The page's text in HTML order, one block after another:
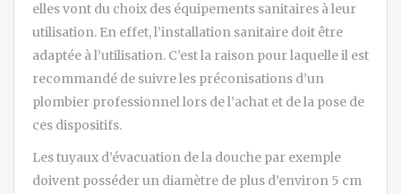
elles vont du choix des équipements sanitaires à leur
utilisation. En effet, l’installation sanitaire doit être
adaptée à l’utilisation. C’est la raison pour laquelle il est
recommandé de suivre les préconisations d’un
plombier professionnel lors de l’achat et de la pose de
ces dispositifs.
Les tuyaux d’évacuation de la douche par exemple
doivent posséder un diamètre de plus d’environ 5 cm